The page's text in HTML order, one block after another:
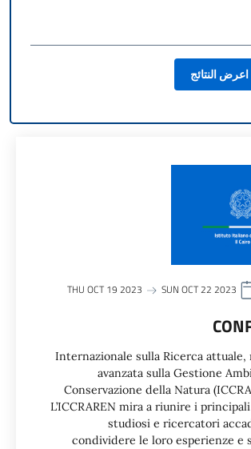
اعرض النتائج
SUN OCT 22 2023
Internazionale sulla Ricerca attuale,
avanzata sulla Gestione
Conservazione della Natura
L’ICCRAREN mira a riunire i
studiosi e ricercatori
condividere le loro esperienze e